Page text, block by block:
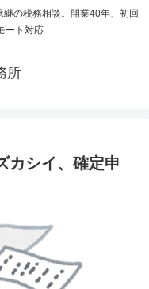
の税務相談。開業40年、初回
ート対応
所
カシイ、確定申